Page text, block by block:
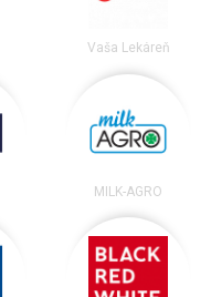
Vaša Lekáreň
MILK-AGRO